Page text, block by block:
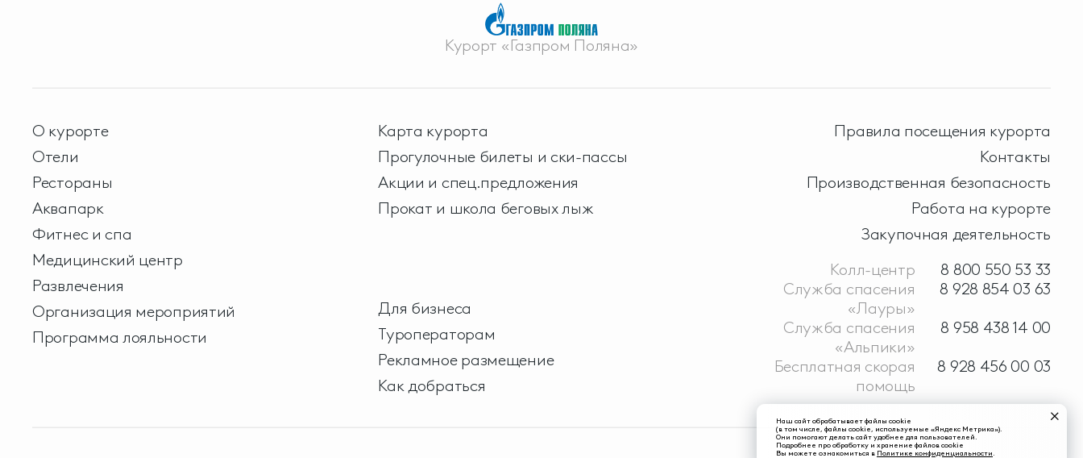
Курорт «Газпром Поляна»
О курорте
Отели
Рестораны
Аквапарк
Фитнес и спа
Медицинский центр
Развлечения
Организация мероприятий
Программа лояльности
Карта курорта
Прогулочные билеты и ски-пассы
Акции и спец.предложения
Прокат и школа беговых лыж
Для бизнеса
Туроператорам
Рекламное размещение
Как добраться
Правила посещения курорта
Контакты
Производственная безопасность
Работа на курорте
Закупочная деятельность
Колл-центр
8 800 550 53 33
Служба спасения
«Лауры»
8 928 854 03 63
Служба спасения
«Альпики»
8 958 438 14 00
Бесплатная скорая
помощь
8 928 456 00 03
Наш сайт обрабатывает файлы cookie
(в том числе, файлы cookie, используемые «Яндекс Метрика»).
Они помогают делать сайт удобнее для пользователей.
Подробнее про обработку и хранение файлов cookie
Вы можете ознакомиться в Политике конфиденциальности